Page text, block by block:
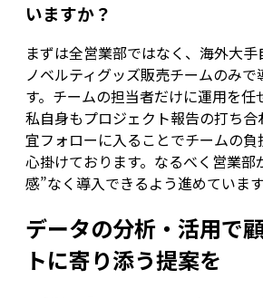
いますか？
まずは全営業部ではなく、海外大
ノベルティグッズ販売チームのみで
す。チームの担当者だけに運用を任
私自身もプロジェクト報告の打ち
宜フォローに入ることでチームの負
心掛けております。なるべく営業部
感”なく導入できるよう進めています
データの分析・活用で
トに寄り添う提案を